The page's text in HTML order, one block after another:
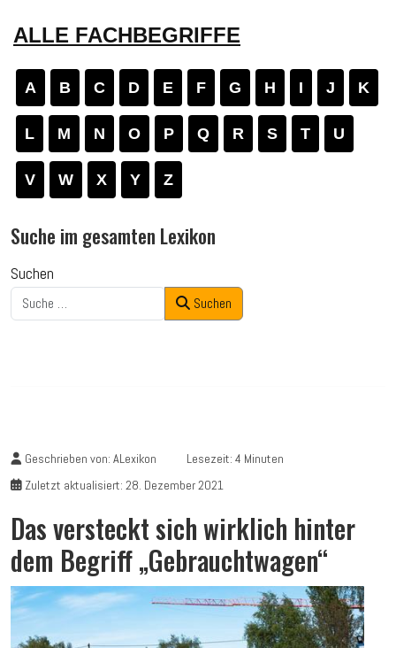
ALLE FACHBEGRIFFE
A B C D E F G H I J K
L M N O P Q R S T U
V W X Y Z
Suche im gesamten Lexikon
Suchen
Suchen
Geschrieben von: ALexikon
Lesezeit: 4 Minuten
Zuletzt aktualisiert: 28. Dezember 2021
Das versteckt sich wirklich hinter
dem Begriff „Gebrauchtwagen“